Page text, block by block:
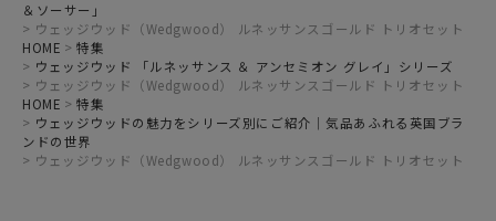
＆ソーサー」
ウェッジウッド（Wedgwood） ルネッサンスゴールド トリオセット
HOME
特集
ウェッジウッド 「ルネッサンス ＆ アンセミオン グレイ」シリーズ
ウェッジウッド（Wedgwood） ルネッサンスゴールド トリオセット
HOME
特集
ウェッジウッドの魅力をシリーズ別にご紹介｜気品あふれる英国ブラ
ンドの世界
ウェッジウッド（Wedgwood） ルネッサンスゴールド トリオセット